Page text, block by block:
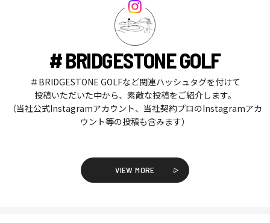
# BRIDGESTONE GOLF
＃BRIDGESTONE GOLFなど関連ハッシュタグを付けて
投稿いただいた中から、素敵な投稿をご紹介します。
（当社公式Instagramアカウント、当社契約プロのInstagramアカ
ウント等の投稿も含みます）
VIEW MORE